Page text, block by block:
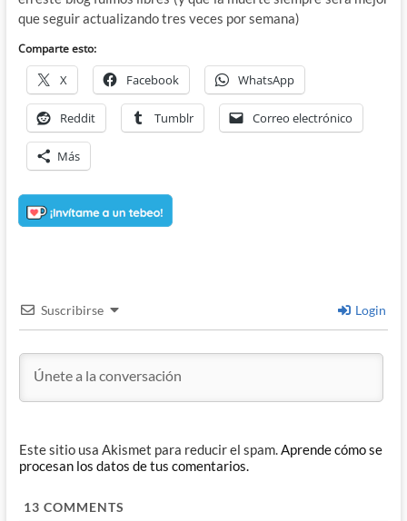
que seguir actualizando tres veces por semana)
Comparte esto:
X Facebook WhatsApp
Reddit Tumblr Correo electrónico
Más
Suscribirse Login
Este sitio usa Akismet para reducir el spam.Aprende cómo se
procesan los datos de tus comentarios.
13 COMMENTS